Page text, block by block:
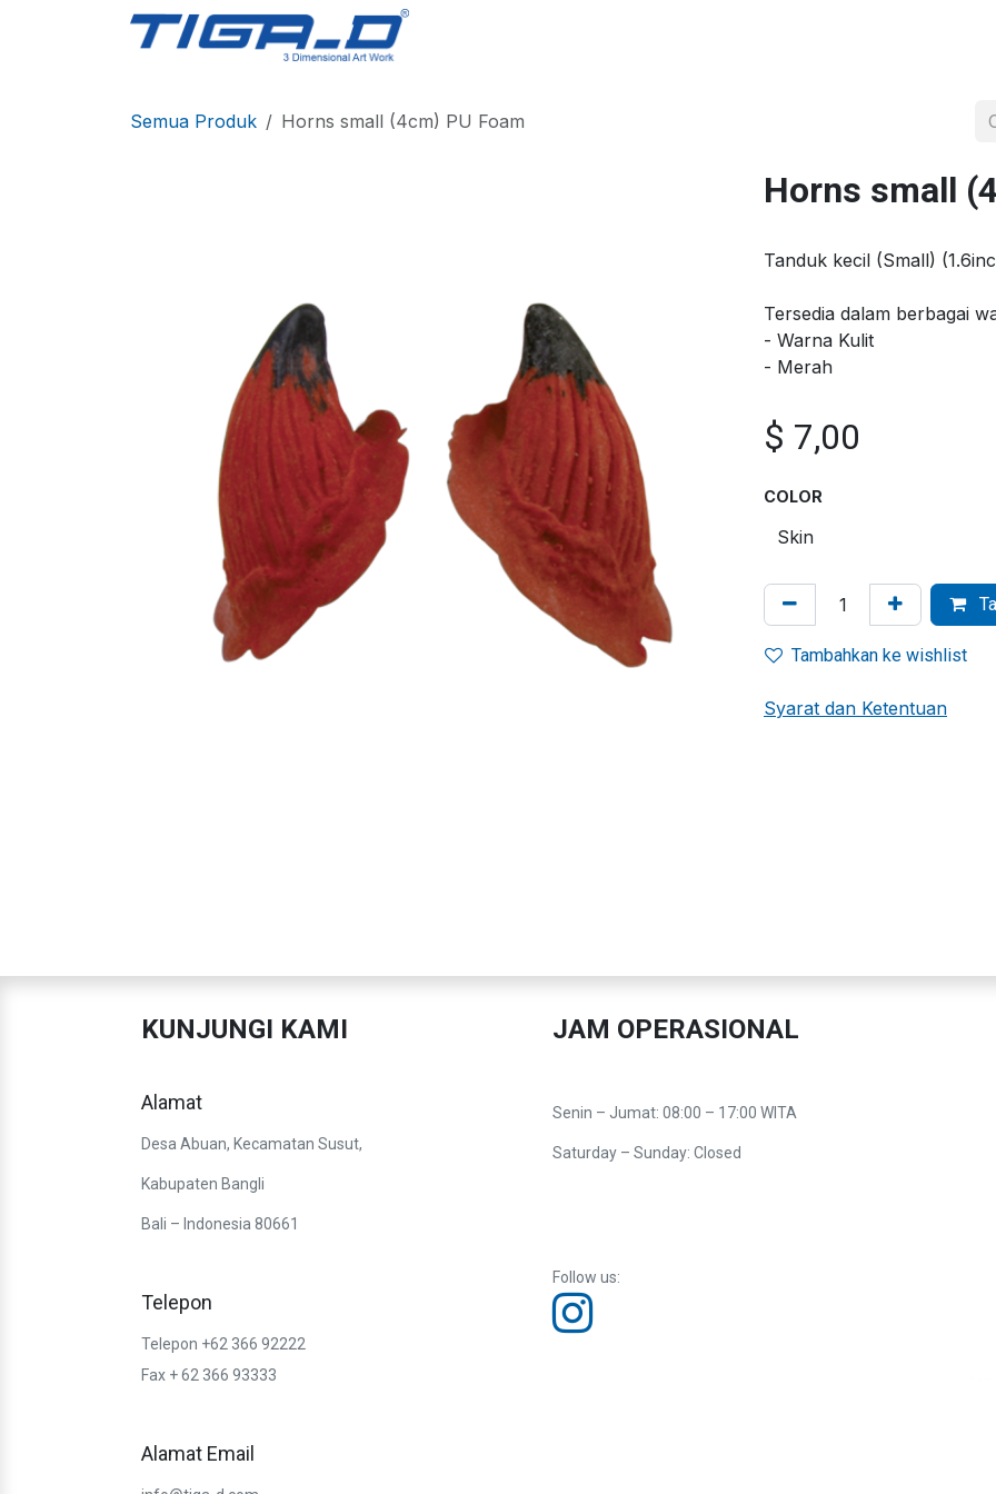
Semua Produk Horns small (4cm) PU Foam
Horns small
Tanduk kecil (Small)
Tersedia dalam berbagai
- Warna Kulit
- Merah
$ 7,00
COLOR
Tambahkan ke wishlist
Syarat dan Ketentuan
KUNJUNGI KAMI
Alamat
Desa Abuan, Kecamatan Susut,
Kabupaten Bangli
Bali – Indonesia 80661
Telepon
Telepon +62 366 92222
Fax + 62 366 93333
Alamat Email
JAM OPERASIONAL
Senin – Jumat: 08:00 – 17:00 WITA
Saturday – Sunday: Closed
Follow us: